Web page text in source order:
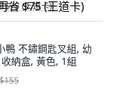
$75 (王道卡)
鴨 不鏽鋼匙叉組, 幼
納盒, 黃色, 1組
$155